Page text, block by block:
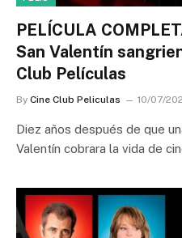
PELÍCULA
San Valentín
Club Películas
By Cine Club Peliculas 10/07/
Diez años después de que
Valentín cobrara la vida de